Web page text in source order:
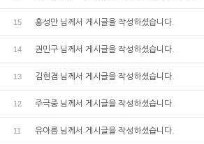
15 홍성만 님께서 게시글을 작성하셨습니다.
14 권민구 님께서 게시글을 작성하셨습니다.
13 김현겸 님께서 게시글을 작성하셨습니다.
12 주극중 님께서 게시글을 작성하셨습니다.
11 유아름 님께서 게시글을 작성하셨습니다.